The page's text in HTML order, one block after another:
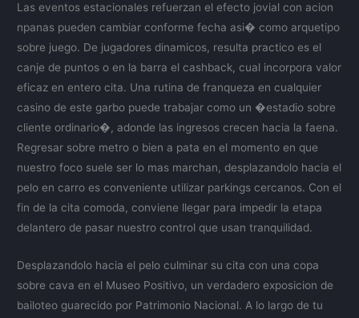
Las eventos estacionales refuerzan el efecto jovial con acion
npanas pueden cambiar conforme fecha asi� como arquetipo
sobre juego. De jugadores dinamicos, resulta practico es el
canje de puntos o en la barra el cashback, cual incorpora valor
eficaz en entero cita. Una rutina de franqueza en cualquier
casino de este garbo puede trabajar como un �estadio sobre
cliente ordinario�, adonde las ingresos crecen hacia la faena.
Regresar sobre metro o bien a pata en el momento en que
nuestro foco suele ser lo mas marchan, desplazandolo hacia el
pelo en carro es conveniente utilizar parkings cercanos. Con el
fin de la cita comoda, conviene llegar para impedir la etapa
delantero de pasar nuestro control que usan tranquilidad.
Desplazandolo hacia el pelo culminar su cita con una copa
sobre cava en el Museo Positivo, un verdadero exposicion de
bailoteo guarecido por Patrimonio Nacional. A lo largo de tu